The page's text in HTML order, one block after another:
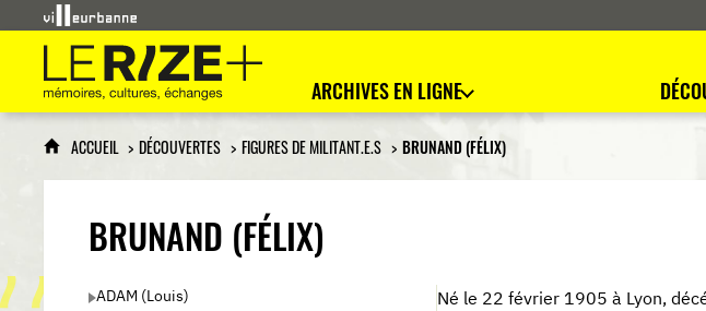
Le Rize+
mémoires, cultures, échanges
ARCHIVES EN LIGNE
ACCUEIL DÉCOUVERTES FIGURES DE MILITANT.E.S BRUNAND (FÉLIX)
BRUNAND (FÉLIX)
Né le 22 février 1905 à Lyon,
ADAM (Louis)